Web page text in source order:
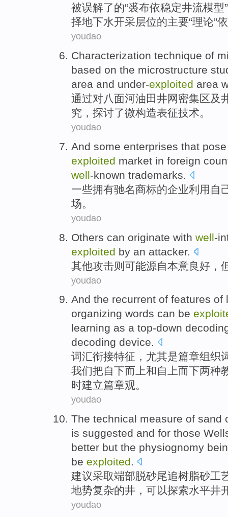
被误解了的“裘布依稳定井流模型
择地下水开采层位的主要“理论”
youdao
Characterization technique of
based on the microstructure
area and under-exploited area
通过对八面河油田井网密集区及
究 ， 探讨了微构造表征技术。
youdao
And some enterprises that
exploited market in foreign
well-known trademarks.
一些拥有驰名商标的企业利用 自
场。
youdao
Others can originate with well-
exploited by an attacker.
其他攻击则 可能源自本意良好，
youdao
And the recurrent of features of
organizing words can be
learning as a top-down
decoding device.
词汇衔接特征 ， 尤其是篇章组织
我们把自下而上和 自上而下两种
时建立篇章观。
youdao
The technical measure of sand
is suggested and for those
better but the physiognomy
be exploited.
建议采取端部脱砂尾追树脂砂工
地势复杂的井 ， 可以探索水平井
youdao